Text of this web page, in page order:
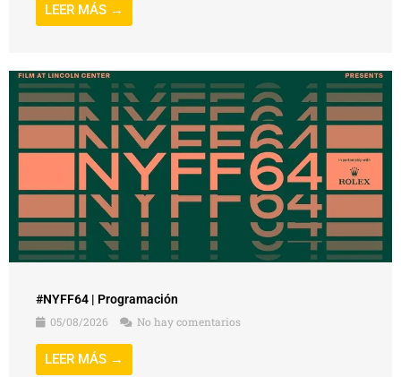
LEER MÁS →
#NYFF64 | Programación
05/08/2026
No hay comentarios
LEER MÁS →